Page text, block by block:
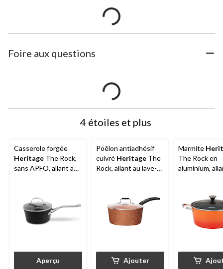
Foire aux questions
4 étoiles et plus
Casserole forgée
Heritage The Rock,
sans APFO, allant au
Aperçu
Poêlon antiadhésif
cuivré Heritage The
Rock, allant au lave-
Ajouter
Marmite
The Rock en
aluminium,